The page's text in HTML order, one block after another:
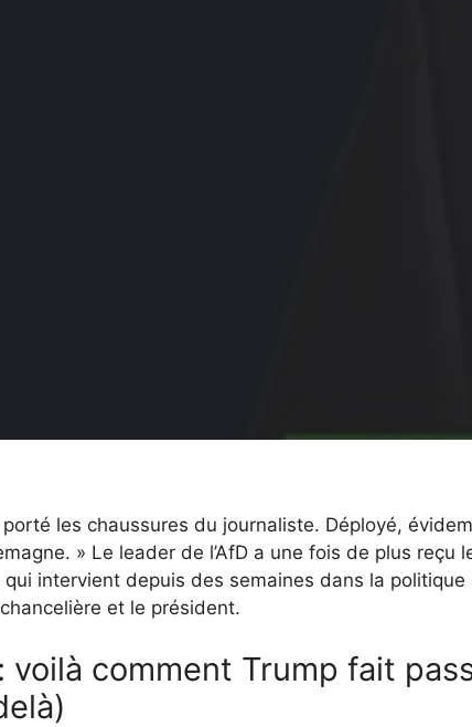
les chaussures du journaliste. Déployé,
» Le leader de l’AfD a une fois de plus reçu
intervient depuis des semaines dans la politique
et le président.
comment Trump fait